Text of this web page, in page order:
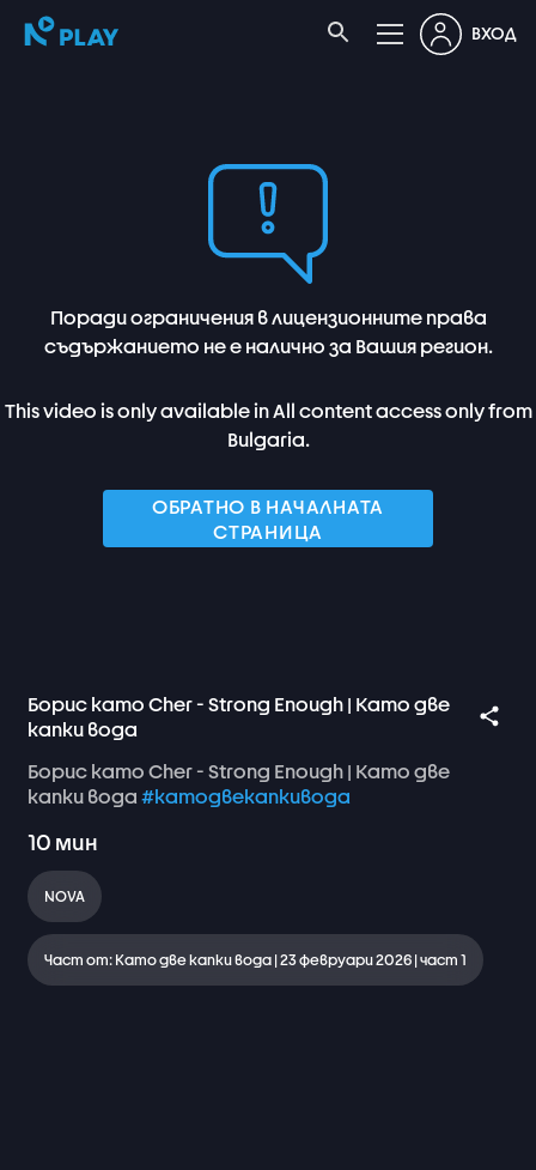
ВХОД
Поради ограничения в лицензионните права
съдържанието не е налично за Вашия регион.
This video is only available in All content access only from
Bulgaria.
ОБРАТНО В НАЧАЛНАТА
СТРАНИЦА
Борис като Cher - Strong Enough | Като две
капки вода
Борис като Cher - Strong Enough | Като две
капки вода #катодвекапкивода
10 мин
NOVA
Част от: Като две капки вода | 23 февруари 2026 | част 1